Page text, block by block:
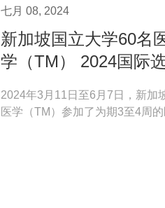
七月 08, 2024
新加坡国立大学60名
学（TM） 2024国际
2024年3月11日至6月7日，新加
医学（TM）参加了为期3至4周